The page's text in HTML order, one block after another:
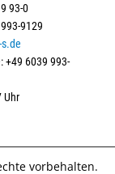
93-0
9129
+49 6039 993-
Uhr
vorbehalten.